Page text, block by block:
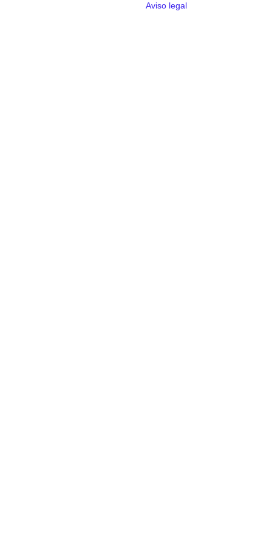
Aviso legal